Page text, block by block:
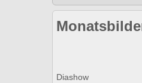
Diashow